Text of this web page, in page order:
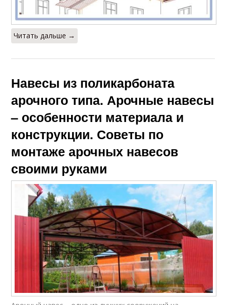
Читать дальше →
Навесы из поликарбоната
арочного типа. Арочные навесы
– особенности материала и
конструкции. Советы по
монтаже арочных навесов
своими руками